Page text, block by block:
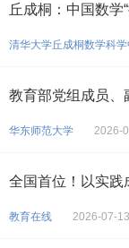
丘成桐：中国数学
清华大学丘成桐数学科
教育部党组成员、
华东师范大学 2026-
全国首位！以实践
教育在线 2026-07-